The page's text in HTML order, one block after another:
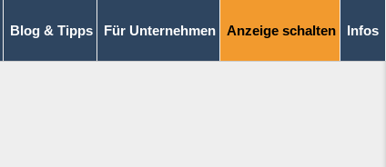
Blog & Tipps Für Unternehmen Anzeige schalten Infos